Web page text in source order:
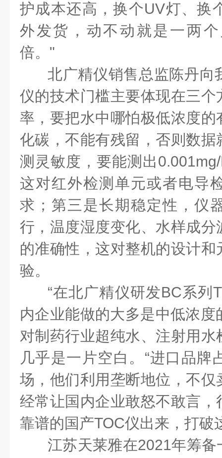
护成本还高，换个UV灯、换
外发货，动不动就是一两
倍。"
北广精仪销售总监陈丹向
仪的技术门槛主要体现在三
率，要把水中哪怕极低浓度
化碳，不能有残留，否则数
测灵敏度，要能测出
这对红外检测单元或者电导
求；第三是长期稳定性，仪
行，温度湿度变化、水样成
的准确性，这对整机的设计
验。
“在北广精仪研发BC系列
内企业能做的大多是中低浓度
对制药行业超纯水、注射用
几乎是一片空白。“进口品牌
场，他们利用垄断地位，不
经常让国内企业敢怒不敢言
靠谱的国产TOC仪出来，打破
江苏天莱雅在2021年筹